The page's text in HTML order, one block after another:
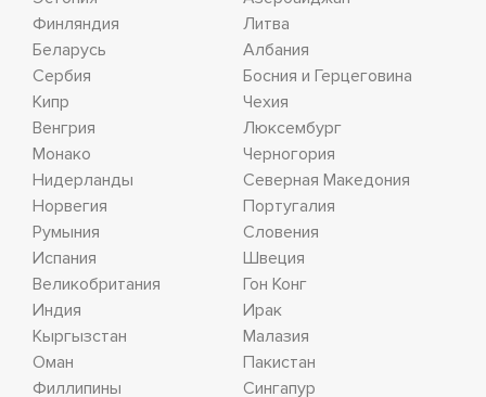
Финляндия
Литва
Беларусь
Албания
Сербия
Босния и Герцеговина
Кипр
Чехия
Венгрия
Люксембург
Монако
Черногория
Нидерланды
Северная Македония
Норвегия
Португалия
Румыния
Словения
Испания
Швеция
Великобритания
Гон Конг
Индия
Ирак
Кыргызстан
Малазия
Оман
Пакистан
Филлипины
Сингапур